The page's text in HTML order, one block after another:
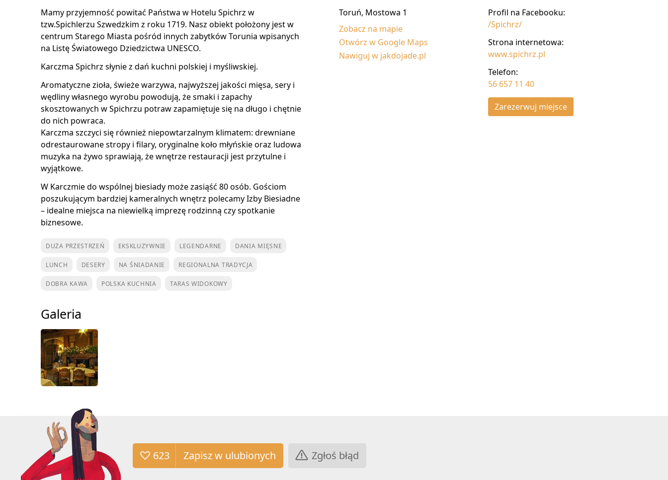
Mamy przyjemność powitać Państwa w Hotelu Spichrz w
tzw.Spichlerzu Szwedzkim z roku 1719. Nasz obiekt położony jest w
centrum Starego Miasta pośród innych zabytków Torunia wpisanych
na Listę Światowego Dziedzictwa UNESCO.
Karczma Spichrz słynie z dań kuchni polskiej i myśliwskiej.
Aromatyczne zioła, świeże warzywa, najwyższej jakości mięsa, sery i
wędliny własnego wyrobu powodują, że smaki i zapachy
skosztowanych w Spichrzu potraw zapamiętuje się na długo i chętnie
do nich powraca.
Karczma szczyci się również niepowtarzalnym klimatem: drewniane
odrestaurowane stropy i filary, oryginalne koło młyńskie oraz ludowa
muzyka na żywo sprawiają, że wnętrze restauracji jest przytulne i
wyjątkowe.
W Karczmie do wspólnej biesiady może zasiąść 80 osób. Gościom
poszukującym bardziej kameralnych wnętrz polecamy Izby Biesiadne
– idealne miejsca na niewielką imprezę rodzinną czy spotkanie
biznesowe.
DUŻA PRZESTRZEŃ EKSKLUZYWNIE LEGENDARNE DANIA MIĘSNE
LUNCH DESERY NA ŚNIADANIE REGIONALNA TRADYCJA
DOBRA KAWA POLSKA KUCHNIA TARAS WIDOKOWY
Galeria
Toruń, Mostowa 1
Zobacz na mapie
Otwórz w Google Maps
Nawiguj w jakdojade.pl
Profil na Facebooku:
/Spichrz/
Strona internetowa:
www.spichrz.pl
Telefon:
56 657 11 40
Zarezerwuj miejsce
623 Zgłoś błąd